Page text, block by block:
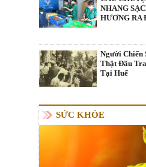
NHANG
HƯƠNG RA
Người Chiến
Thật Đấu
Tại Huế
SỨC KHỎE